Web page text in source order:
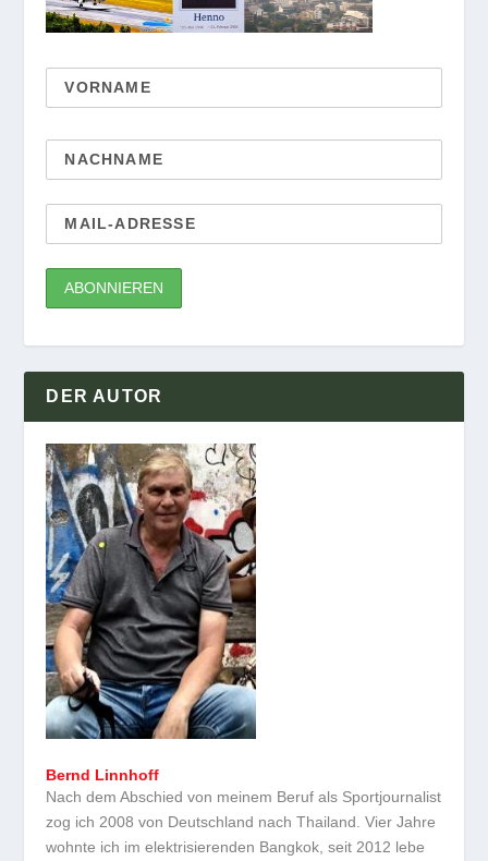
DER AUTOR
Bernd Linnhoff
Nach dem Abschied von meinem Beruf als Sportjournalist
zog ich 2008 von Deutschland nach Thailand. Vier Jahre
wohnte ich im elektrisierenden Bangkok, seit 2012 lebe